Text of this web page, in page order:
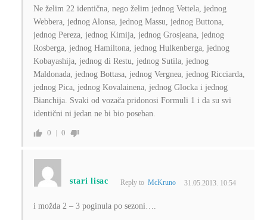
Ne želim 22 identična, nego želim jednog Vettela, jednog
Webbera, jednog Alonsa, jednog Massu, jednog Buttona,
jednog Pereza, jednog Kimija, jednog Grosjeana, jednog
Rosberga, jednog Hamiltona, jednog Hulkenberga, jednog
Kobayashija, jednog di Restu, jednog Sutila, jednog
Maldonada, jednog Bottasa, jednog Vergnea, jednog Ricciarda,
jednog Pica, jednog Kovalainena, jednog Glocka i jednog
Bianchija. Svaki od vozača pridonosi Formuli 1 i da su svi
identični ni jedan ne bi bio poseban.
0 0
stari lisac Reply to McKruno 31.05.2013. 10:54
i možda 2 – 3 poginula po sezoni….